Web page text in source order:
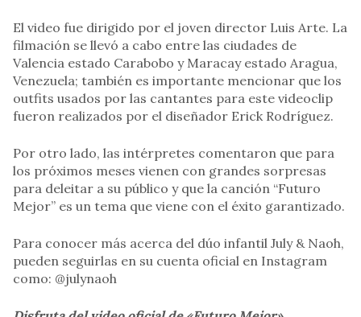
El video fue dirigido por el joven director Luis Arte. La
filmación se llevó a cabo entre las ciudades de
Valencia estado Carabobo y Maracay estado Aragua,
Venezuela; también es importante mencionar que los
outfits usados por las cantantes para este videoclip
fueron realizados por el diseñador Erick Rodríguez.
Por otro lado, las intérpretes comentaron que para
los próximos meses vienen con grandes sorpresas
para deleitar a su público y que la canción “Futuro
Mejor” es un tema que viene con el éxito garantizado.
Para conocer más acerca del dúo infantil July & Naoh,
pueden seguirlas en su cuenta oficial en Instagram
como: @julynaoh